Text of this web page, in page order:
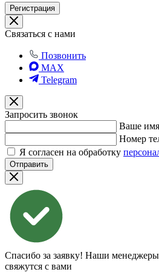
Регистрация
Связаться с нами
Позвонить
MAX
Telegram
Запросить звонок
Ваше имя
Номер
Я согласен на обработку
Отправить
Спасибо за заявку! Наши
свяжутся с вами